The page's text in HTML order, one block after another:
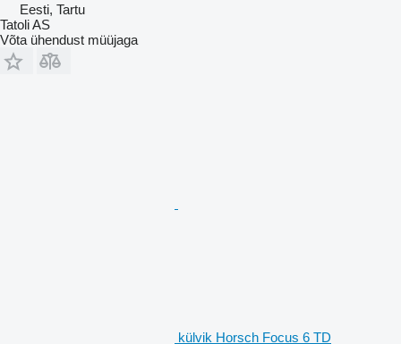
Eesti, Tartu
Tatoli AS
Võta ühendust müüjaga
külvik Horsch Focus 6 TD